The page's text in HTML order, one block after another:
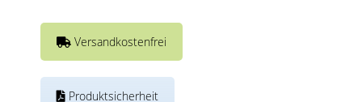
Versandkostenfrei
Produktsicherheit